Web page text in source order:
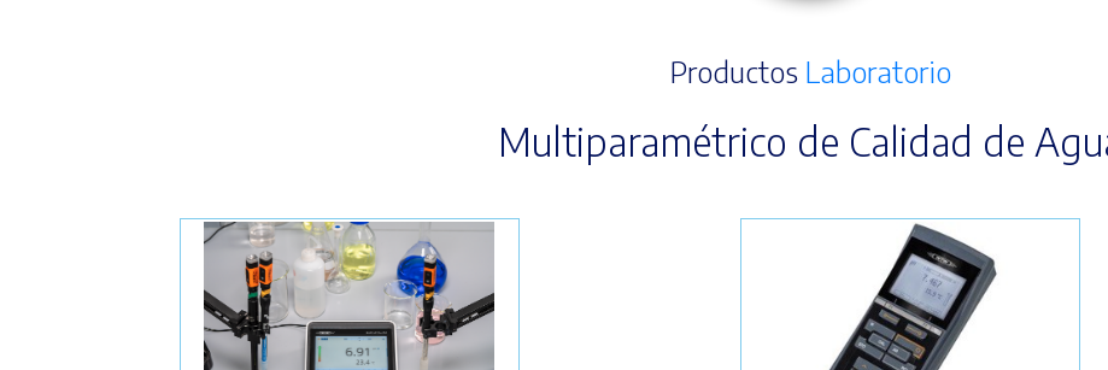
Productos Laboratorio
Multiparamétrico de Calidad de